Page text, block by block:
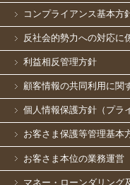
コンプライアンス基本方
反社会的勢力への対応に
利益相反管理方針
顧客情報の共同利用に関
個人情報保護方針（プラ
お客さま保護等管理基本
お客さま本位の業務運営
マネー・ローンダリング